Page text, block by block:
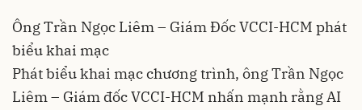
Ông Trần Ngọc Liêm – Giám Đốc VCCI-HCM phát
biểu khai mạc
Phát biểu khai mạc chương trình, ông Trần Ngọc
Liêm – Giám đốc VCCI-HCM nhấn mạnh rằng AI